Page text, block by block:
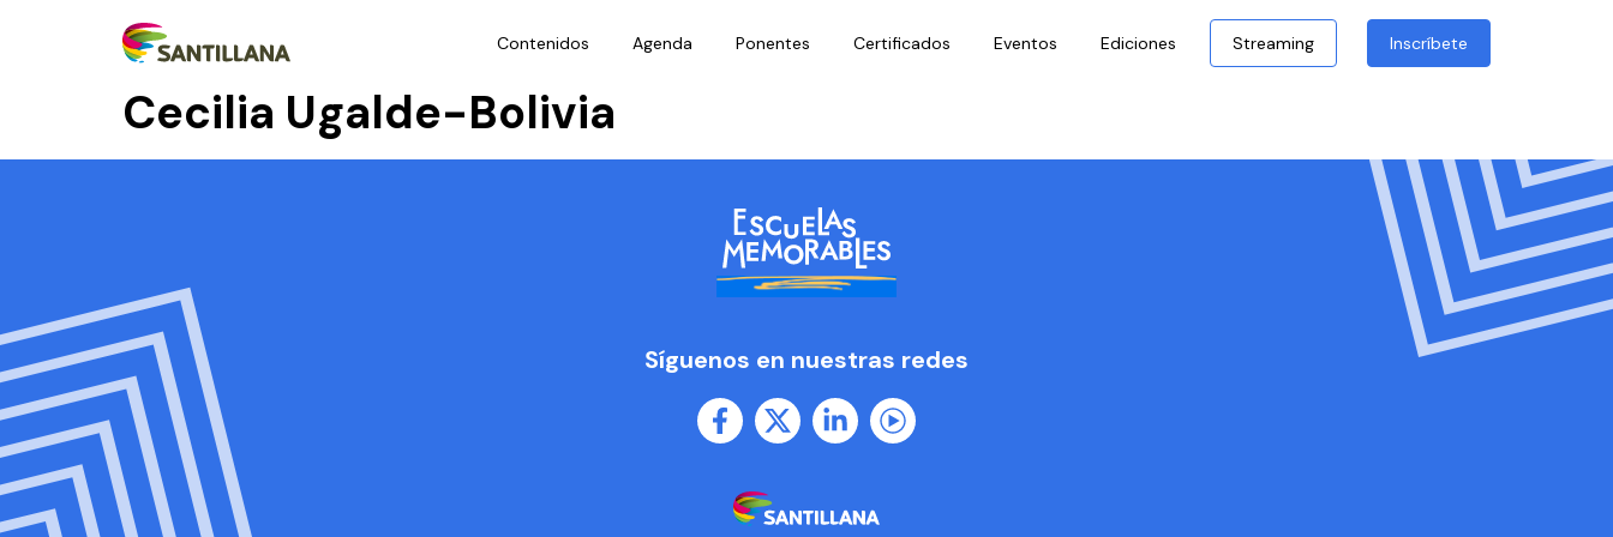
Contenidos Agenda Ponentes Certificados Eventos Ediciones Streaming Inscríbete
Cecilia Ugalde-Bolivia
Síguenos en nuestras redes